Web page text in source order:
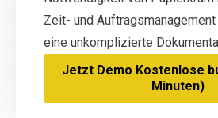
Zeit- und
eine unkomplizierte
Jetzt Demo Kostenlose
Minuten)